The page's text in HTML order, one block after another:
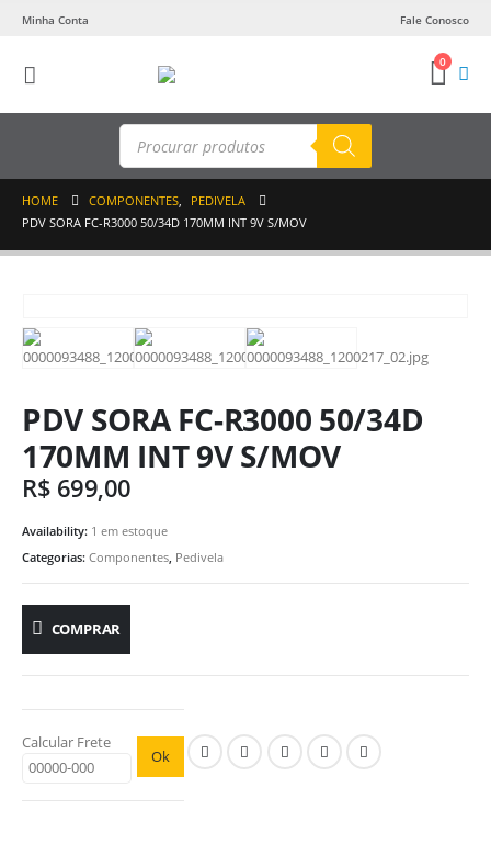
Minha Conta Fale Conosco
0
Pesquisar
produtos
HOME COMPONENTES,
PEDIVELA
PDV SORA FC-R3000 50/34D 170MM INT 9V S/MOV
PDV SORA FC-R3000 50/34D
170MM INT 9V S/MOV
R$ 699,00
Availability: 1 em estoque
Categorias: Componentes Pedivela
COMPRAR
Calcular Frete
Ok